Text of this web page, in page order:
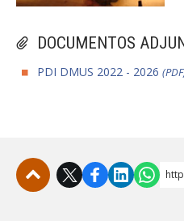
DOCUMENTOS
PDI DMUS 2022 - 2026